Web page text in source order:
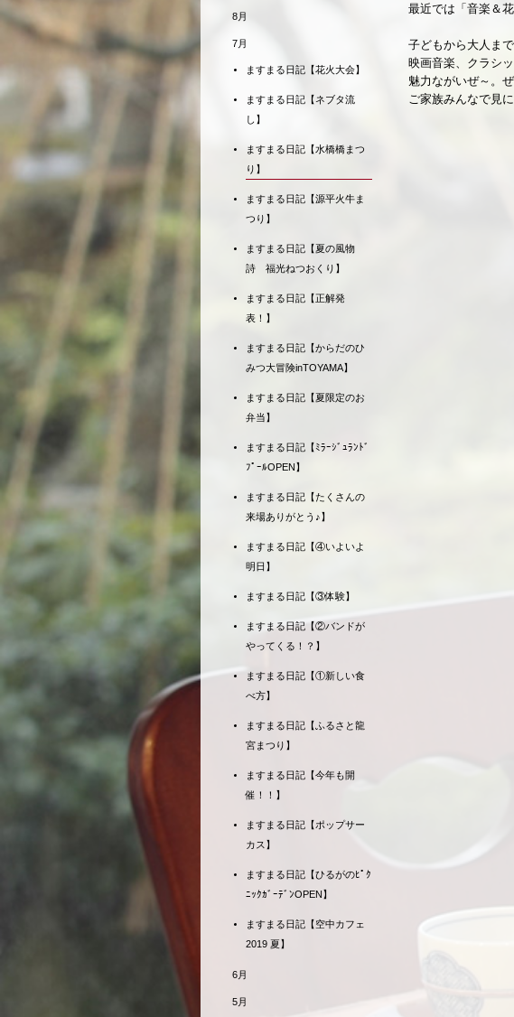
最近では「音楽＆
子どもから大人ま
映画音楽、クラシ
魅力ながいぜ～。
ご家族みんなで見
8月
7月
ますまる日記【花火大会】
ますまる日記【ネブタ流
し】
ますまる日記【水橋橋まつ
り】
ますまる日記【源平火牛ま
つり】
ますまる日記【夏の風物
詩 福光ねつおくり】
ますまる日記【正解発
表！】
ますまる日記【からだのひ
みつ大冒険inTOYAMA】
ますまる日記【夏限定のお
弁当】
ますまる日記【ﾐﾗｰｼﾞｭﾗﾝﾄﾞ
ﾌﾟｰﾙOPEN】
ますまる日記【たくさんの
来場ありがとう♪】
ますまる日記【④いよいよ
明日】
ますまる日記【③体験】
ますまる日記【②バンドが
やってくる！？】
ますまる日記【①新しい食
べ方】
ますまる日記【ふるさと龍
宮まつり】
ますまる日記【今年も開
催！！】
ますまる日記【ポップサー
カス】
ますまる日記【ひるがのﾋﾟｸ
ﾆｯｸｶﾞｰﾃﾞﾝOPEN】
ますまる日記【空中カフェ
2019 夏】
6月
5月